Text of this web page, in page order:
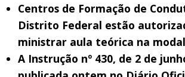
Centros de Formação de
Distrito Federal estão
ministrar aula teórica na
A Instrução nº 430, de 2 de